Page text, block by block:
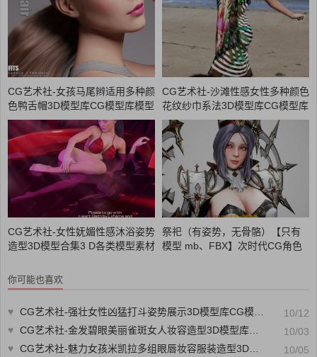
CG艺术社-女孩马尾辫适用多种颜
色鸭舌帽3D模型库CG模型库模型
素材CG88艺术社
CG艺术社-沙滩性感女性多种颜色
花纹纱巾系法3D模型库CG模型库
模型素材CG88艺术社
CG艺术社-女性妩媚性感沐浴姿势
造型3D模型合集3 D各类模型素材
祭祀（有姿势，无骨骼）【只有
模型 mb、FBX】次时代CG角色
你可能也喜欢
♥ CG艺术社-强壮女性凶猛打斗姿势展示3D模型库CG模型库模型素材CG88艺术社
10/12
♥ CG艺术社-金发碧眼美丽雀斑女人妆容造型3D模型库CG模型库模型素材CG88艺术社
10/03
♥ CG艺术社-魅力女孩米凯拉多组眼唇妆容服装造型3D模型3D CG模型库模型素材CG88艺术社
10/05